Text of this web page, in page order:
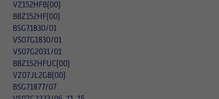
VZ152HFB(00)
BBZ152HF(00)
BSG71830/01
VS07G1830/01
VS07G2031/01
BBZ152HFUC(00)
VZ07JL2GB(00)
BSG71877/07